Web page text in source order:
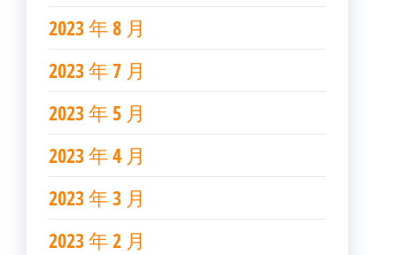
2023 年 8 月
2023 年 7 月
2023 年 5 月
2023 年 4 月
2023 年 3 月
2023 年 2 月